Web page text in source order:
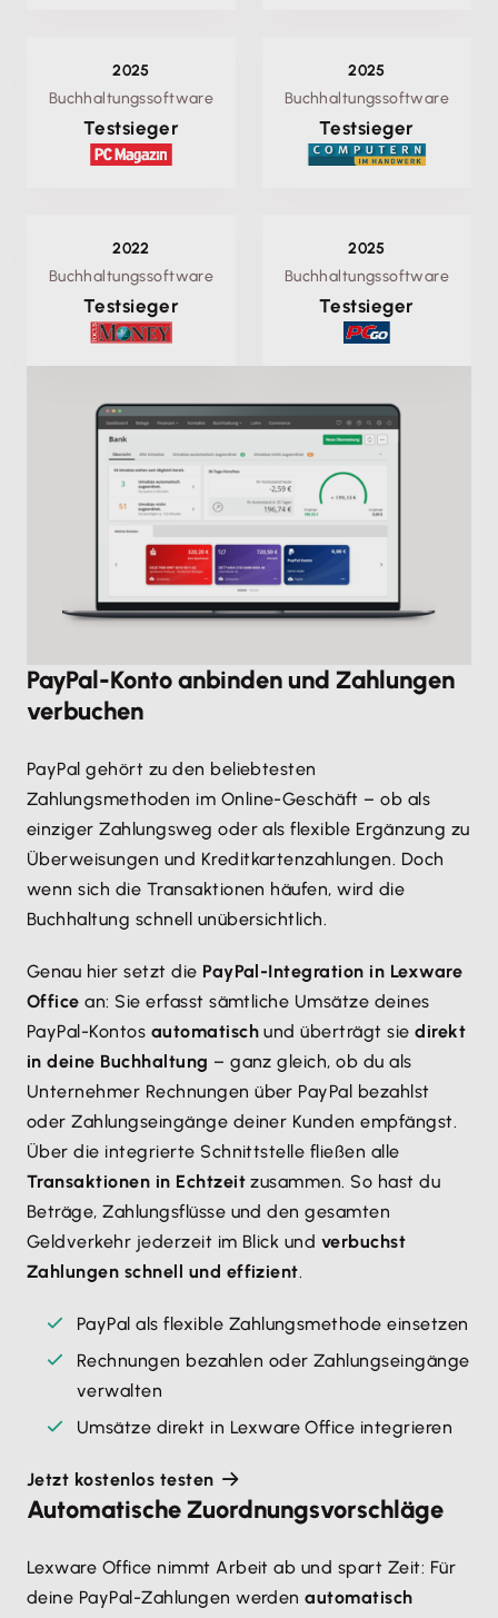
2025
Buchhaltungssoftware
Testsieger
2025
Buchhaltungssoftware
Testsieger
2022
Buchhaltungssoftware
Testsieger
2025
Buchhaltungssoftware
Testsieger
PayPal-Konto anbinden und Zahlungen
verbuchen
PayPal gehört zu den beliebtesten
Zahlungsmethoden im Online-Geschäft – ob als
einziger Zahlungsweg oder als flexible Ergänzung zu
Überweisungen und Kreditkartenzahlungen. Doch
wenn sich die Transaktionen häufen, wird die
Buchhaltung schnell unübersichtlich.
Genau hier setzt die PayPal-Integration in Lexware
Office an: Sie erfasst sämtliche Umsätze deines
PayPal-Kontos automatisch und überträgt siedirekt
in deine Buchhaltung – ganz gleich, ob du als
Unternehmer Rechnungen über PayPal bezahlst
oder Zahlungseingänge deiner Kunden empfängst.
Über die integrierte Schnittstelle fließen alle
Transaktionen in Echtzeit zusammen. So hast du
Beträge, Zahlungsflüsse und den gesamten
Geldverkehr jederzeit im Blick und verbuchst
Zahlungen schnell und effizient.
PayPal als flexible Zahlungsmethode einsetzen
Rechnungen bezahlen oder Zahlungseingänge
verwalten
Umsätze direkt in Lexware Office integrieren
Jetzt kostenlos testen
Automatische Zuordnungsvorschläge
Lexware Office nimmt Arbeit ab und spart Zeit: Für
deine PayPal-Zahlungen werdenautomatisch